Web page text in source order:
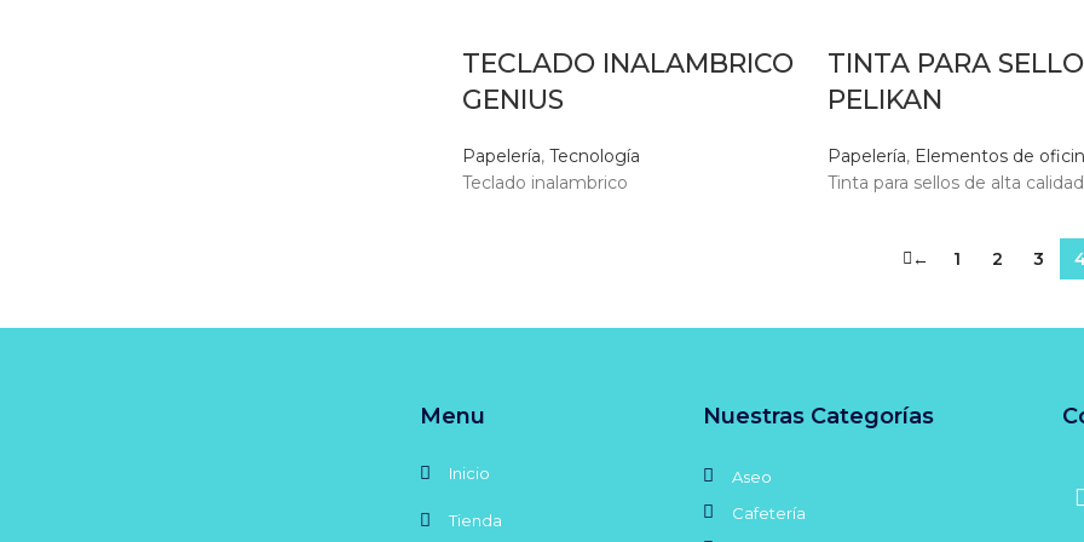
TECLADO INALAMBRICO
GENIUS
Papelería, Tecnología
Teclado inalambrico
TINTA PARA
PELIKAN
Papelería, Elementos de
Tinta para sellos de alta calidad
← 1 2 3
Menu
Inicio
Tienda
Nuestras Categorías
Aseo
Cafetería